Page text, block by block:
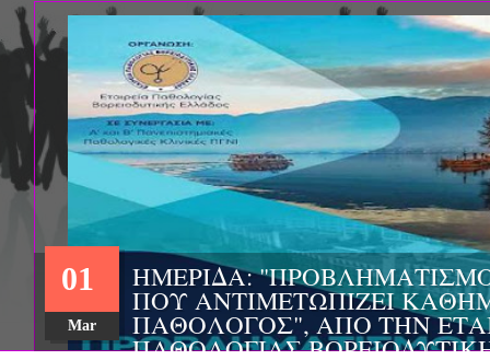
ΗΜΕΡΙΔΑ:
ΠΟΥ ΑΝΤΙΜΕΤΩΠΙΖΕΙ
ΠΑΘΟΛΟΓΟΣ", ΑΠΟ ΤΗΝ
ΠΑΘΟΛΟΓΙΑΣ
01
Mar